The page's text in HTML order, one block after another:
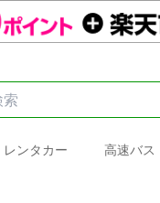
レンタカー 高速バス